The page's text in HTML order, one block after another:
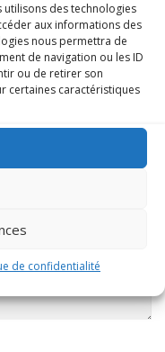
utilisons des technologies
aux informations des
nous permettra de
de navigation ou les ID
ou de retirer son
certaines caractéristiques
de confidentialité